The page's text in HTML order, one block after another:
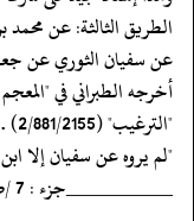
‏‏‏‏الطريق الثالثة: عن
عن سفيان الثوري عن
"الترغيب" (2/881/2155) . وقال الطبراني:
‏‏‏‏"لم يروه عن سفيان إلا ابن
‏‏‏‏__________جزء : 7 /صفحہ : 1349__________